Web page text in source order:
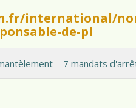
international/
de-pl
= 7 mandats